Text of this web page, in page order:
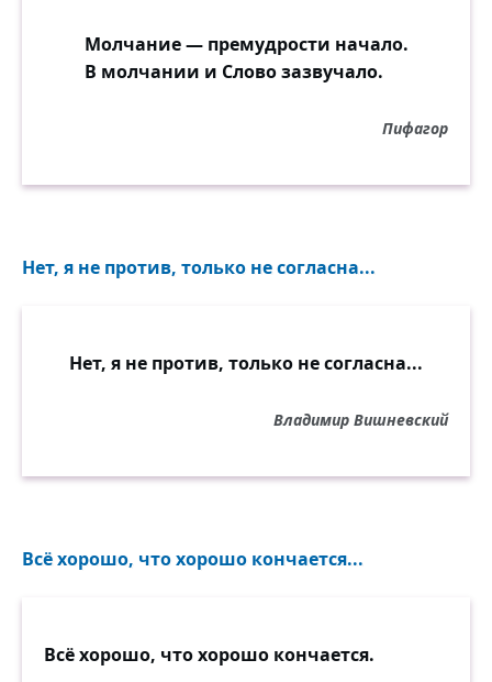
Молчание — премудрости начало.
В молчании и Слово зазвучало.
Пифагор
Нет, я не против, только не согласна...
Нет, я не против, только не согласна...
Владимир Вишневский
Всё хорошо, что хорошо кончается...
Всё хорошо, что хорошо кончается.